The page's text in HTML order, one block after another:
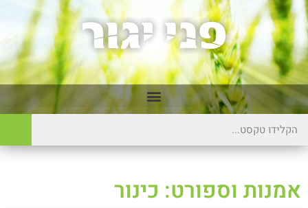
אמנות וספורט: כינור